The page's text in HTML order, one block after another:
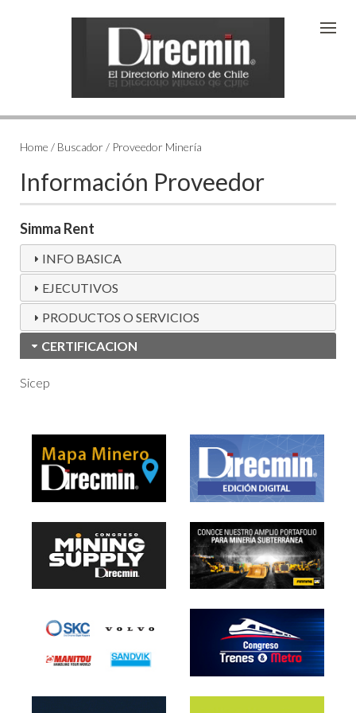
Home / Buscador / Proveedor Minería
Información Proveedor
Simma Rent
INFO BASICA
EJECUTIVOS
PRODUCTOS O SERVICIOS
CERTIFICACION
Sicep